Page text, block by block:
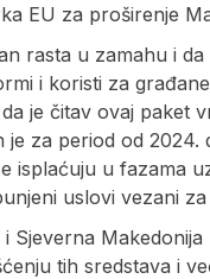
EU za proširenje
rasta u zamahu i da
i koristi za
je čitav ovaj paket
je za period od 2024.
isplaćuju u fazama
uslovi vezani
Sjeverna Makedonija
tih sredstava i